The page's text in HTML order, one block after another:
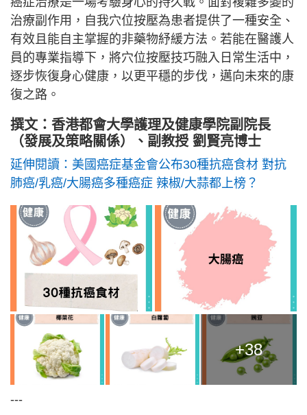
治療副作用，自我穴位按壓為患者提供了一種安全、
有效且能自主掌握的非藥物紓緩方法。若能在醫護人
員的專業指導下，將穴位按壓技巧融入日常生活中，
逐步恢復身心健康，以更平穩的步伐，邁向未來的康
復之路。
撰文：香港都會大學護理及健康學院副院長
（發展及策略關係）、副教授 劉賢亮博士
延伸閱讀：美國癌症基金會公布30種抗癌食材 對抗
肺癌/乳癌/大腸癌多種癌症 辣椒/大蒜都上榜？
+38
---